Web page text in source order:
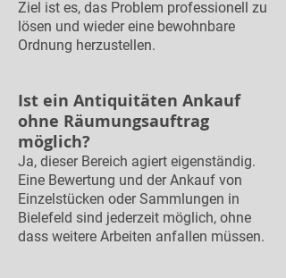
Ziel ist es, das Problem professionell zu
lösen und wieder eine bewohnbare
Ordnung herzustellen.
Ist ein Antiquitäten Ankauf
ohne Räumungsauftrag
möglich?
Ja, dieser Bereich agiert eigenständig.
Eine Bewertung und der Ankauf von
Einzelstücken oder Sammlungen in
Bielefeld sind jederzeit möglich, ohne
dass weitere Arbeiten anfallen müssen.